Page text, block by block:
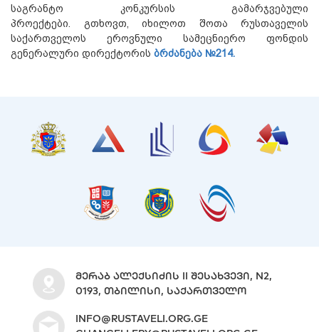
საგრანტო კონკურსის გამარჯვებული
პროექტები. გთხოვთ, იხილოთ შოთა რუსთაველის
საქართველოს ეროვნული სამეცნიერო ფონდის
გენერალური დირექტორის ბრძანება №214.
ᲛᲔᲠᲐᲑ ᲐᲚᲔᲥᲡᲘᲫᲘᲡ II ᲨᲔᲡᲐᲮᲕᲔᲕᲘ, N2,
0193, ᲗᲑᲘᲚᲘᲡᲘ, ᲡᲐᲥᲐᲠᲗᲕᲔᲚᲝ
INFO@RUSTAVELI.ORG.GE